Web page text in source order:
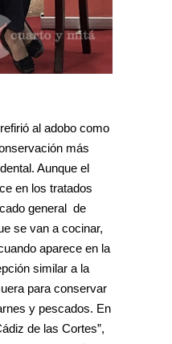
al adobo como
más
Aunque el
en los tratados
general de
se van a cocinar,
aparece en la
similar a la
para conservar
y pescados. En
de las Cortes”,